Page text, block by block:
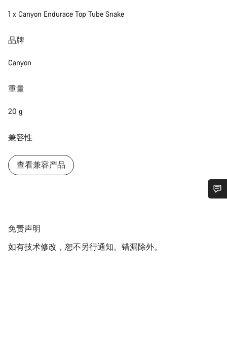
1 x Canyon Endurace Top Tube Snake
品牌
Canyon
重量
20 g
兼容性
查看兼容产品
免
声
免责声明
如有技术修改，恕不另行通知。错漏除外。
我们的客户支持专家正在等待为您答疑解惑。